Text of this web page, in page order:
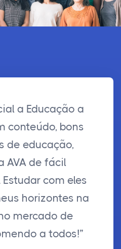
a Educação a
conteúdo, bons
de educação,
AVA de fácil
com eles
horizontes na
mercado de
a todos!”